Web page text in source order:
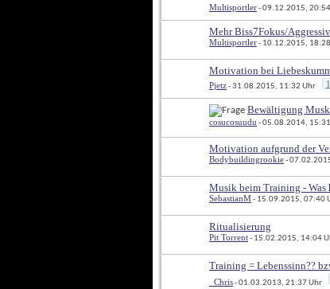
Multisportler - 09.12.2015,
Mehr Biss7Fokus/
Multisportler - 10.12.2015,
Motivation bei
Pjetz - 31.08.2015, 11:32 Uhr 1
Bewältigung
cosucosuudu - 05.08.2014,
Motivation aufgrund der
Bodybuildingrookie -
Musik beim Training - Was
SebastianM - 15.09.2015, 07:40
Ritualisierung
Pit Torrent - 15.02.2015, 14:04
Training = Lebenssinn??
_Chris - 01.03.2013, 21:37 Uhr